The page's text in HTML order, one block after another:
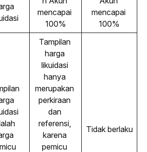
mencapai
100%
mencapai
100%
Tampilan
harga
likuidasi
hanya
merupakan
perkiraan
dan
referensi,
karena
pemicu
Tidak berlaku